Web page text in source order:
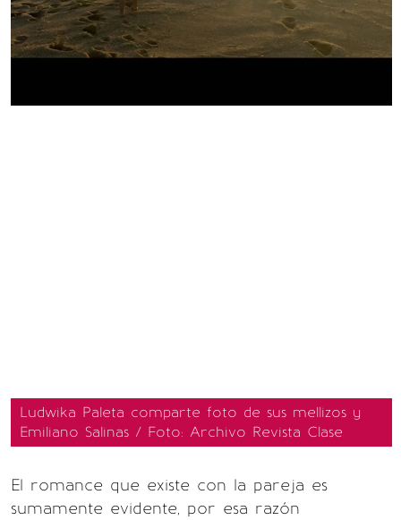
Ludwika Paleta comparte foto de sus mellizos y
Emiliano Salinas / Foto: Archivo Revista Clase
El romance que existe con la pareja es
sumamente evidente, por esa razón